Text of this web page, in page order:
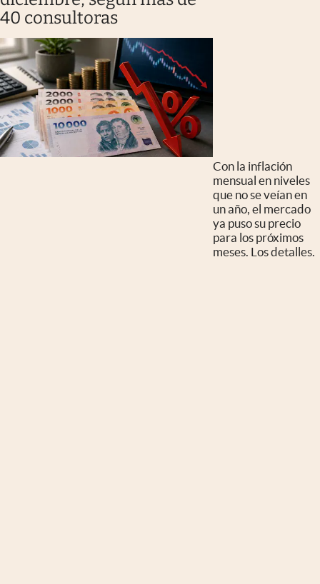
40 consultoras
Con la inflación
mensual en niveles
que no se veían en
un año, el mercado
ya puso su precio
para los próximos
meses. Los detalles.